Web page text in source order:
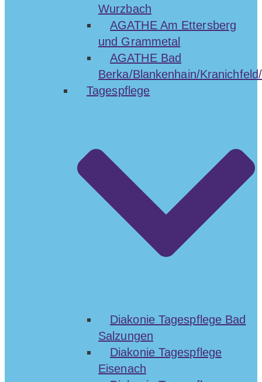
Wurzbach
AGATHE Am Ettersberg
und Grammetal
AGATHE Bad
Berka/Blankenhain/
Tagespflege
Diakonie Tagespflege Bad
Salzungen
Diakonie Tagespflege
Eisenach